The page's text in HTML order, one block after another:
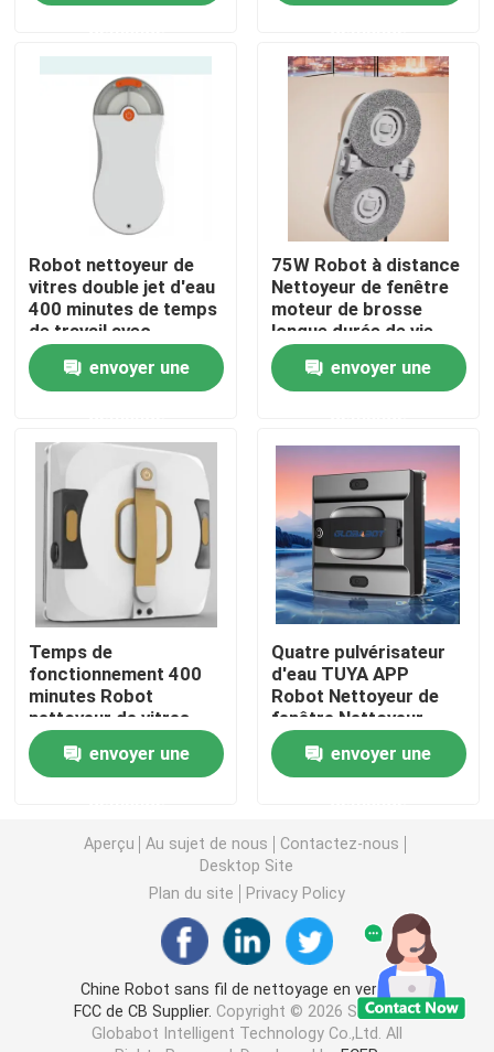
vidéos
Au sujet de nous
Visite d'usine
Contrôle de qualité
Demandez une citation
Laveur de vitres de robot
Robot nettoyeur de
vitres double jet d'eau
400 minutes de temps
de travail avec
télécommande
envoyer une
75W Robot à distance
Nettoyeur de fenêtre
moteur de brosse
longue durée de vie
envoyer une
Temps de
fonctionnement 400
minutes Robot
nettoyeur de vitres
Temps de charge 3
heures envoyer une
Quatre pulvérisateur
d'eau TUYA APP
Robot Nettoyeur de
fenêtre Nettoyeur
d'eau
envoyer une
Aperçu Au sujet de nous
Contactez-nous
Desktop Site
Plan du site
Privacy Policy
Chine Robot sans fil de nettoyage en verre de
FCC de CB Supplier. Copyright © 2026 Shenzhen
Globabot Intelligent Technology Co.,Ltd. All